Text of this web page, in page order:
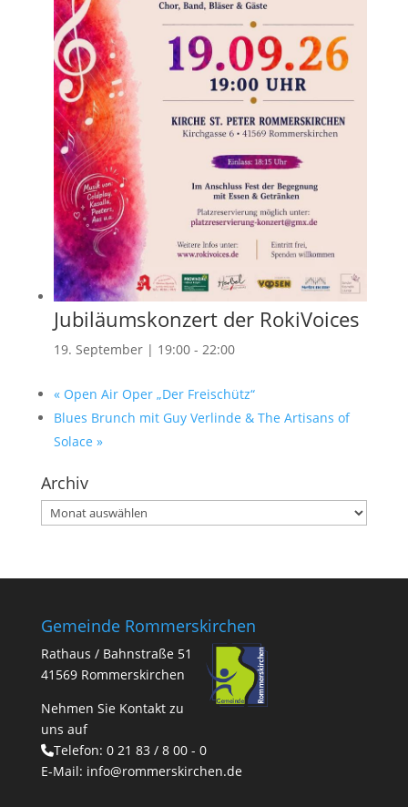
Jubiläumskonzert der RokiVoices
19. September | 19:00- 22:00
«Open Air Oper „Der Freischütz“
Blues Brunch mit Guy Verlinde & The Artisans of
Solace »
Archiv
Archiv
Gemeinde Rommerskirchen
Rathaus / Bahnstraße 51
41569 Rommerskirchen
Nehmen Sie Kontakt zu
uns auf
Telefon: 0 21 83 / 8 00 - 0
E-Mail: info@rommerskirchen.de